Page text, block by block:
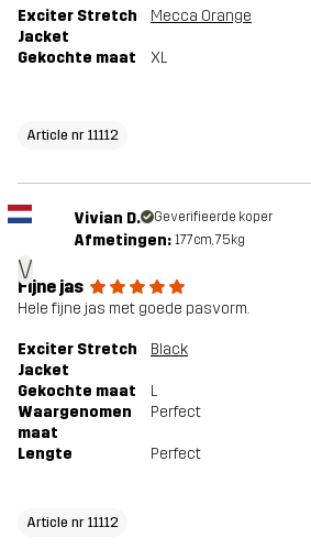
Exciter Stretch
Jacket
Mecca Orange
Gekochte maat XL
Article nr 11112
V
Vivian D. Geverifieerde koper
Afmetingen: 177cm, 75kg
Fijne jas
Hele fijne jas met goede pasvorm.
Exciter Stretch
Jacket
Black
Gekochte maat
L
Waargenomen
maat
Perfect
Lengte Perfect
Article nr 11112